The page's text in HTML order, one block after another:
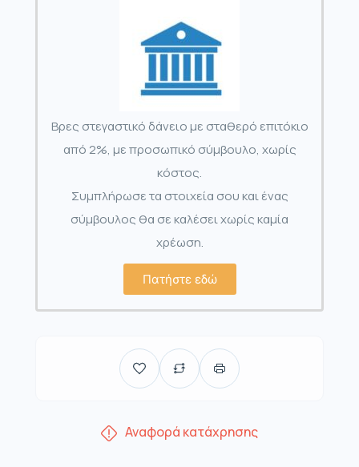
Βρες στεγαστικό δάνειο με σταθερό επιτόκιο
από 2%, με προσωπικό σύμβουλο, χωρίς
κόστος.
Συμπλήρωσε τα στοιχεία σου και ένας
σύμβουλος θα σε καλέσει χωρίς καμία
χρέωση.
Πατήστε εδώ
Αναφορά κατάχρησης